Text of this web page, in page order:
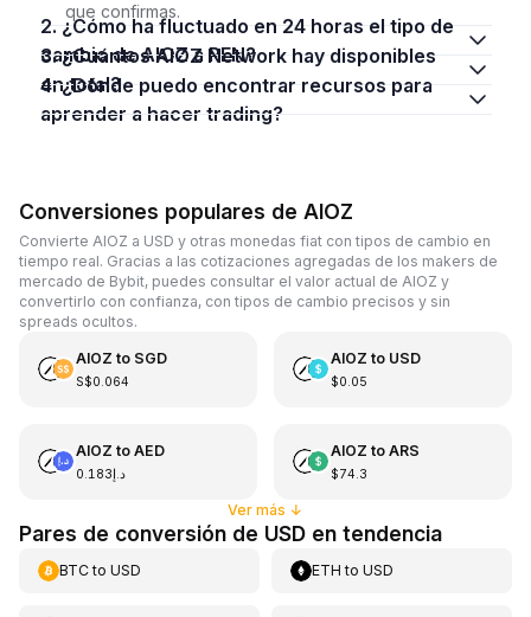
que confirmas.
2. ¿Cómo ha fluctuado en 24 horas el tipo de
cambio de AIOZ a PEN?
3. ¿Cuántos AIOZ Network hay disponibles
en total?
4. ¿Dónde puedo encontrar recursos para
aprender a hacer trading?
Conversiones populares de AIOZ
Convierte AIOZ a USD y otras monedas fiat con tipos de cambio en
tiempo real. Gracias a las cotizaciones agregadas de los makers de
mercado de Bybit, puedes consultar el valor actual de AIOZ y
convertirlo con confianza, con tipos de cambio precisos y sin
spreads ocultos.
AIOZ to SGD
S$0.064
AIOZ to USD
$0.05
AIOZ to AED
د.إ0.183
AIOZ to ARS
$74.3
Ver más ↓
Pares de conversión de USD en tendencia
BTCto USD ETH toUSD